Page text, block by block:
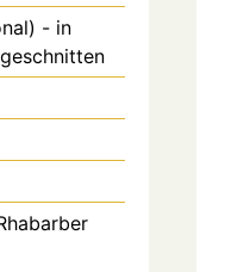
- in